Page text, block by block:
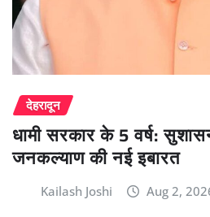
देहरादून
धामी सरकार के 5 वर्ष:
जनकल्याण की नई इबारत
Kailash Joshi Aug 2,